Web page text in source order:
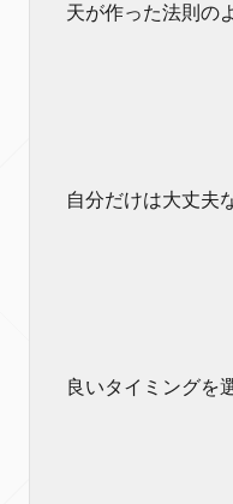
天が作った法則の
自分だけは大丈夫
良いタイミングを